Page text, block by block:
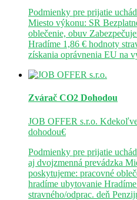
Podmienky pre prijatie
Miesto výkonu: SR
oblečenie, obuv
Hradíme 1,86 € hodnoty
získania oprávnenia EU na
Zvárač CO2 Dohodou
JOB OFFER s.r.o.
dohodou€
Podmienky pre prijatie
aj dvojzmenná prevádzka
poskytujeme: pracovné
hradíme ubytovanie
stravného/odprac. deň